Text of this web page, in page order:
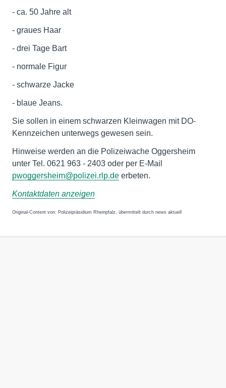
- ca. 50 Jahre alt
- graues Haar
- drei Tage Bart
- normale Figur
- schwarze Jacke
- blaue Jeans.
Sie sollen in einem schwarzen Kleinwagen mit DO-
Kennzeichen unterwegs gewesen sein.
Hinweise werden an die Polizeiwache Oggersheim
unter Tel. 0621 963 - 2403 oder per E-Mail
pwoggersheim@polizei.rlp.de erbeten.
Kontaktdaten anzeigen
Original-Content von: Polizeipräsidium Rheinpfalz, übermittelt durch news aktuell